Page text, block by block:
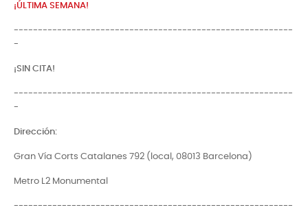
¡ÚLTIMA SEMANA!
----------------------------------------------------------
-
¡SIN CITA!
----------------------------------------------------------
-
Dirección:
Gran Vía Corts Catalanes 792 (local, 08013 Barcelona)
Metro L2 Monumental
----------------------------------------------------------